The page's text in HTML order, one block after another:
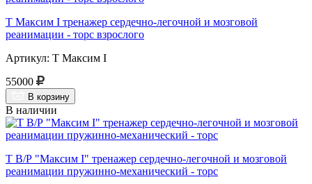
Т Максим I тренажер сердечно-легочной и мозговой
реанимации - торс взрослого
Артикул: Т Максим I
55000
В корзину
В наличии
Т В/Р "Максим I" тренажер сердечно-легочной и мозговой
реанимации пружинно-механический - торс